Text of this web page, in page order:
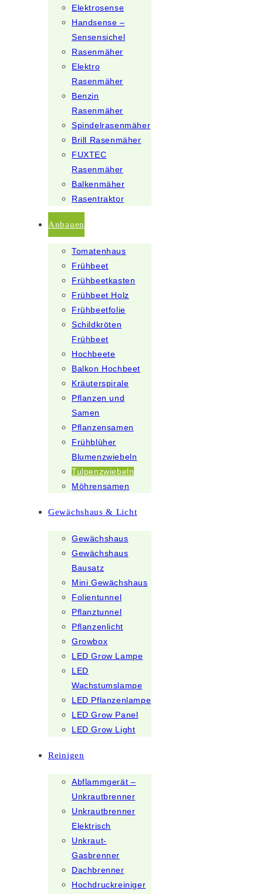
Elektrosense
Handsense –
Sensensichel
Rasenmäher
Elektro
Rasenmäher
Benzin
Rasenmäher
Spindelrasenmäher
Brill Rasenmäher
FUXTEC
Rasenmäher
Balkenmäher
Rasentraktor
Anbauen
Tomatenhaus
Frühbeet
Frühbeetkasten
Frühbeet Holz
Frühbeetfolie
Schildkröten
Frühbeet
Hochbeete
Balkon Hochbeet
Kräuterspirale
Pflanzen und
Samen
Pflanzensamen
Frühblüher
Blumenzwiebeln
Tulpenzwiebeln
Möhrensamen
Gewächshaus & Licht
Gewächshaus
Gewächshaus
Bausatz
Mini Gewächshaus
Folientunnel
Pflanztunnel
Pflanzenlicht
Growbox
LED Grow Lampe
LED
Wachstumslampe
LED Pflanzenlampe
LED Grow Panel
LED Grow Light
Reinigen
Abflammgerät –
Unkrautbrenner
Unkrautbrenner
Elektrisch
Unkraut-
Gasbrenner
Dachbrenner
Hochdruckreiniger